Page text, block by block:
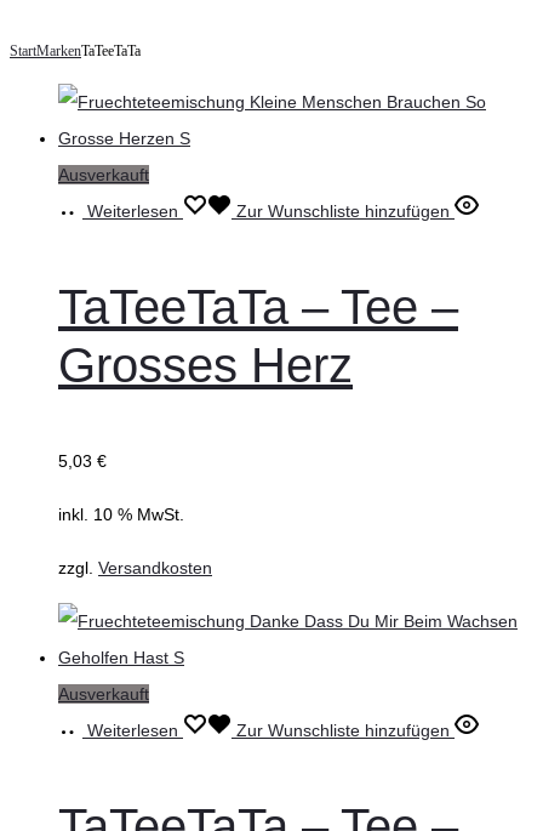
StartMarkenTaTeeTaTa
Ausverkauft
Weiterlesen
Zur Wunschliste hinzufügen
TaTeeTaTa – Tee –
Grosses Herz
5,03 €
inkl. 10 % MwSt.
zzgl. Versandkosten
Ausverkauft
Weiterlesen
Zur Wunschliste hinzufügen